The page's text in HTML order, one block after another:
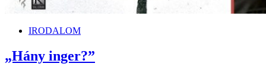
IRODALOM
„Hány inger?”